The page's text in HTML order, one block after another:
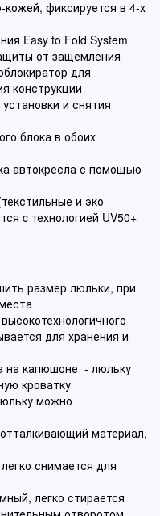
фиксируется в 4-х
Easy to Fold System
от защемления
для
конструкции
и снятия
блока в обоих
автокресла с помощью
и эко-
c технологией UV50+
размер люльки, при
для хранения и
на капюшоне - люльку
кроватку
можно
материал,
снимается для
легко стирается